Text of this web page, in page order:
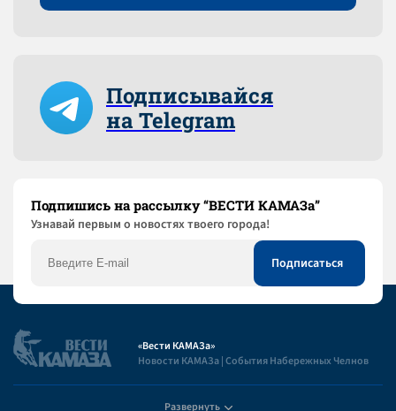
Подписывайся
на Telegram
Подпишись на рассылку “ВЕСТИ КАМАЗа”
Узнaвай первым о новостях твоего города!
«Вести КАМАЗа»
Новости КАМАЗа | События Набережных Челнов
Развернуть